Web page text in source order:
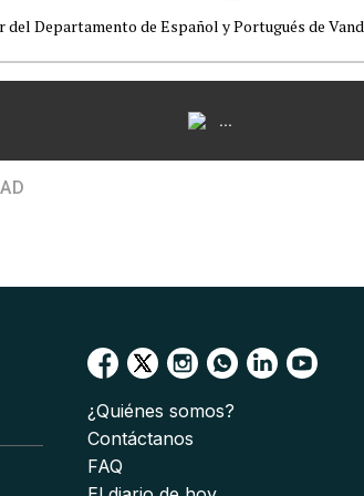
del Departamento de Español y Portugués de
...
¿Quiénes somos?
Contáctanos
FAQ